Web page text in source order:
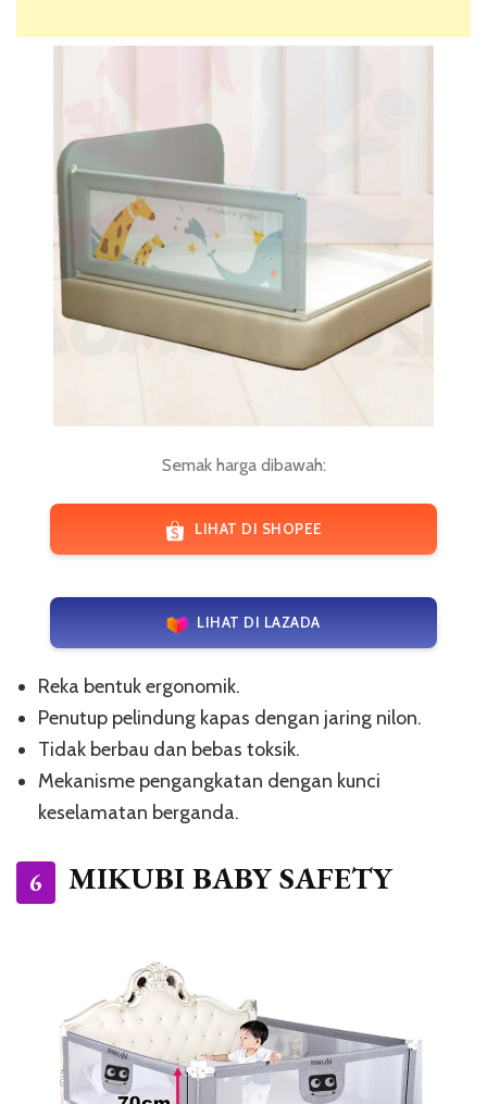
Semak harga dibawah:
LIHAT DI SHOPEE
LIHAT DI LAZADA
Reka bentuk ergonomik.
Penutup pelindung kapas dengan jaring nilon.
Tidak berbau dan bebas toksik.
Mekanisme pengangkatan dengan kunci
keselamatan berganda.
6 MIKUBI BABY SAFETY